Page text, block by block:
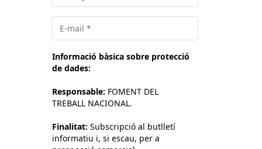
Informació bàsica sobre protecció
de dades:
Responsable: FOMENT DEL
TREBALL NACIONAL.
Finalitat: Subscripció al butlletí
informatiu i, si escau, per a